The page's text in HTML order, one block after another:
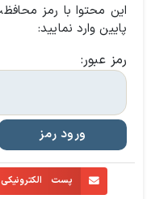
این محتوا با رمز
پایین وارد نمایید:
رمز عبور:
پست الکترونیکی